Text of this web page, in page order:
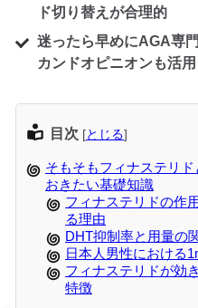
ド切り替えが合理的
迷ったら早めにAGA専
カンドオピニオンも活用
目次 [とじる]
そもそもフィナステリ
おきたい基礎知識
フィナステリドの作
る理由
DHT抑制率と用量の
日本人男性における
フィナステリドが効
特徴